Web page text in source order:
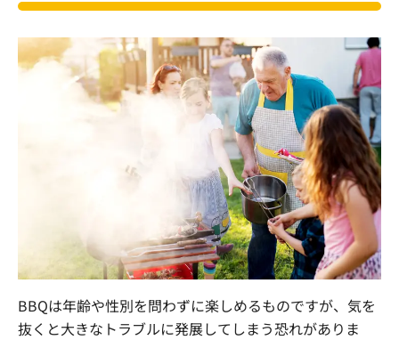
BBQは年齢や性別を問わずに楽しめるものですが、気を
抜くと大きなトラブルに発展してしまう恐れがありま